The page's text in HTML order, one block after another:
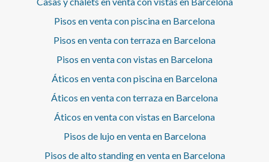
servicio de conserjería de 07:00 a 23:00, código de
seguridad de accesos, zona de parking para bicicletas y
realidad del mobiliario puede no corresponder
exactamente con las fotografías mostradas en este
18/2007 informamos que:Índice de R.P.LL: 24,00 € / m2
Respecto a la presente propiedad no existe certificado
alquiler.No consta contrato de arrendamiento de vivienda
en los últimos 5 años.Este propietario ostenta la condición
de gran tenedor.La presente propiedad tiene la
consideración de suntuaria por razón de superficie y/o
Pisos en venta con piscina en Barcelona
Pisos en venta con terraza en Barcelona
Pisos en venta con vistas en Barcelona
Áticos en venta con piscina en Barcelona
Áticos en venta con terraza en Barcelona
Áticos en venta con vistas en Barcelona
Pisos de lujo en venta en Barcelona
Pisos de alto standing en venta en Barcelona